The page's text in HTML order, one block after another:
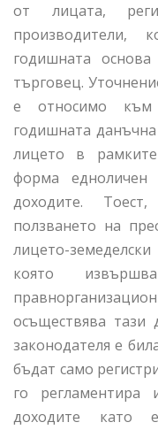
от лицата,
производители,
годишната
търговец.
е относимо
годишната
лицето в рамките
форма едноличен
доходите.
ползването на
лицето-
която
осъществява тази
законодателя е
бъдат само
го регламентира
доходите като